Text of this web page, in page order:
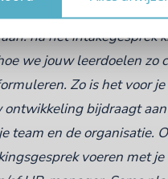
na het intakegesprek
we jouw leerdoelen zo
Zo is het voor
bijdraagt
team en de organisatie.
voeren met je